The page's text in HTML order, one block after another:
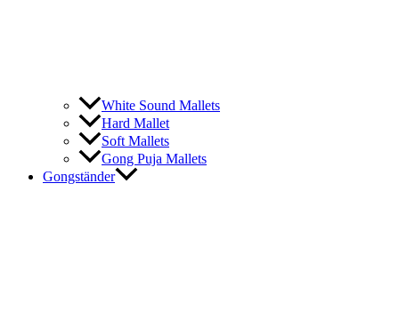
White Sound Mallets
Hard Mallet
Soft Mallets
Gong Puja Mallets
Gongständer